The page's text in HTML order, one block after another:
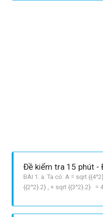
text{ nếu }x > {1 over 2}} cr
BÀI 1. a. Ta có: A = sqrt
{{2^2}.2} , + sqrt {{3^2}.2}
{{3^2}.7} 5sqrt {{4^2}.7} cr